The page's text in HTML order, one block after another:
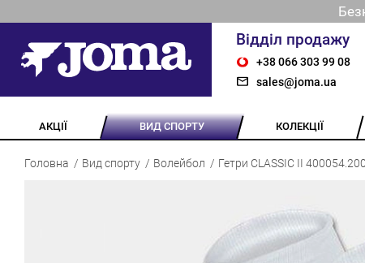
Відділ продажу
+38 066 303 99 08
sales@joma.ua
АКЦІЇ ВИД СПОРТУ КОЛЕКЦІЇ
Головна Вид спорту Волейбол Гетри CLASSIC II 400054.200